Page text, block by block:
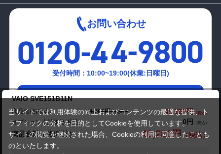
VAIO SVE151B11N
商品価格(税込) 49,280円
54,780円
オプション小計価格(税込)
0円
商品合計価格(税込)
49,280円
お問い合わせ
受付時間：10:00~19:00(休業:日曜日)
メールでの
当サイトでは利用体験の向上およびコンテンツの最適な提供、ト
ラフィックの分析を目的としてCookieを使用しています。
サイトの閲覧を継続された場合、Cookieの利用に同意したことも
のといたします。